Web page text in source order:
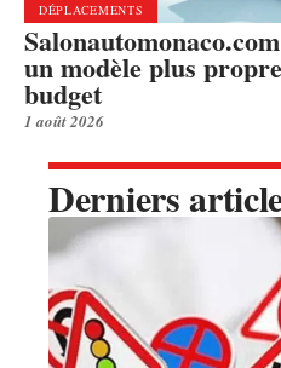
DÉPLACEMENTS
un modèle plus
budget
1 août 2026
Derniers